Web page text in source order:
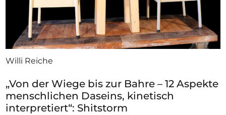
Willi Reiche
„Von der Wiege bis zur Bahre – 12 Aspekte
menschlichen Daseins, kinetisch
interpretiert“: Shitstorm